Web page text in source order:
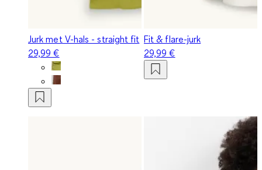
Jurk met V-hals - straight fit
29,99 €
Fit & flare-jurk
29,99 €